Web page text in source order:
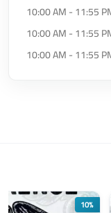
10:00 AM - 11:55
10:00 AM - 11:55
10:00 AM - 11:55
10%